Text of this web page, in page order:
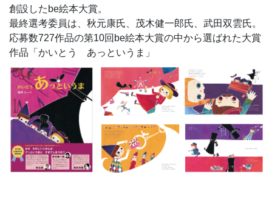
創設したbe絵本大賞。
最終選考委員は、秋元康氏、茂木健一郎氏、武田双雲氏。
応募数727作品の第10回be絵本大賞の中から選ばれた大賞
作品「かいとう あっというま」